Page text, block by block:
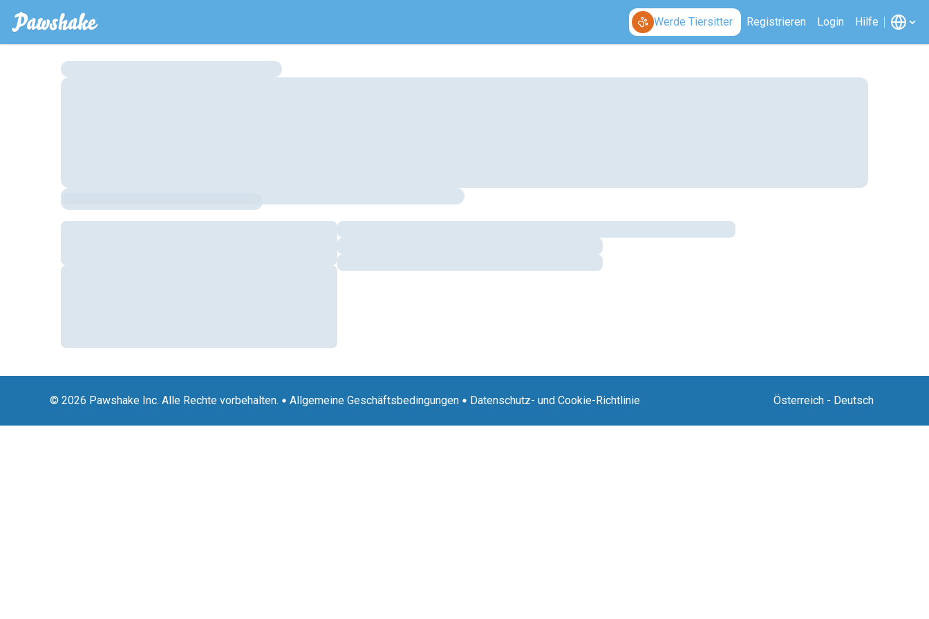
Werde Tiersitter Registrieren Login Hilfe
© 2026 Pawshake Inc. Alle Rechte vorbehalten. Allgemeine Geschäftsbedingungen Datenschutz- und Cookie-Richtlinie Österreich - Deutsch